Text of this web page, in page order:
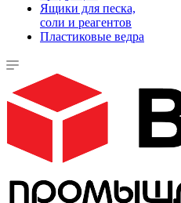
Ящики для песка,
соли и реагентов
Пластиковые ведра